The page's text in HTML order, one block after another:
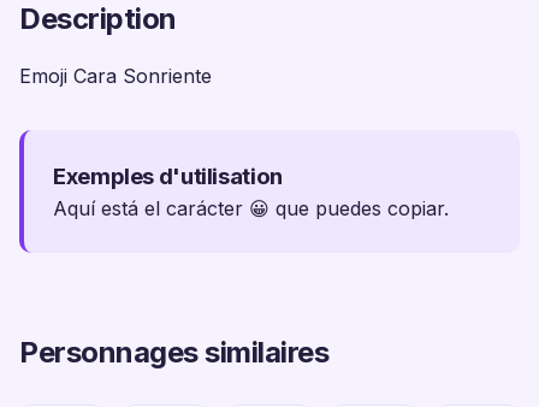
Description
Emoji Cara Sonriente
Exemples d'utilisation
Aquí está el carácter 😀 que puedes copiar.
Personnages similaires